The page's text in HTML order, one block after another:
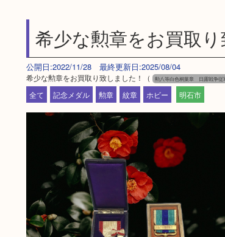
希少な勲章をお買取り
公開日:2022/11/28 最終更新日:2025/08/04
希少な勲章をお買取り致しました！（ 勲八等白色桐葉章 日露戦争従
全て
記念メダル 勲章 紋章 ホビー 明石市